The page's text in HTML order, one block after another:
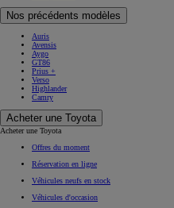
Nos précédents modèles
Auris
Avensis
Aygo
GT86
Prius +
Verso
Highlander
Camry
Acheter une Toyota
Acheter une Toyota
Offres du moment
Réservation en ligne
Véhicules neufs en stock
Véhicules d'occasion